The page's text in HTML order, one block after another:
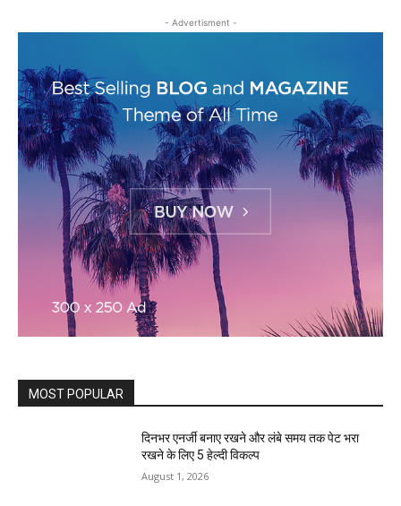
- Advertisment -
MOST POPULAR
दिनभर एनर्जी बनाए रखने और लंबे समय तक पेट भरा
रखने के लिए 5 हेल्दी विकल्प
August 1, 2026